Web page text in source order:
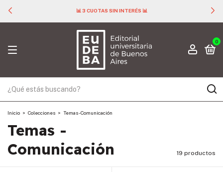
📊 3 CUOTAS SIN INTERÉS 📊
0
Inicio > Colecciones > Temas - Comunicación
Temas -
Comunicación
19 productos